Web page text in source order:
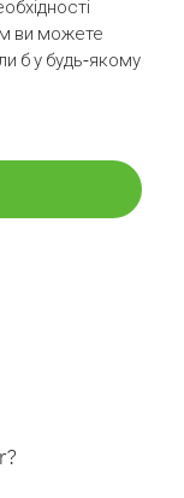
ви можете
б у будь-якому